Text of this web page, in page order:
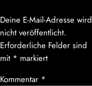
Deine E-Mail-Adresse wird
nicht veröffentlicht.
Erforderliche Felder sind
mit * markiert
Kommentar *